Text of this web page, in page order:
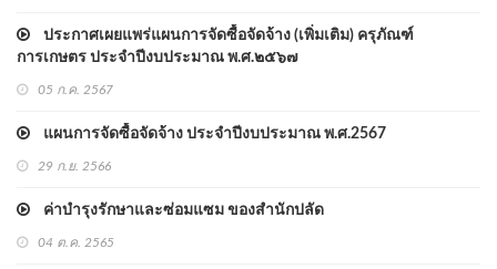
ประกาศเผยแพร่แผนการจัดซื้อจัดจ้าง (เพิ่มเติม) ครุภัณฑ์
การเกษตร ประจำปีงบประมาณ พ.ศ.๒๕๖๗
05 ก.ค. 2567
แผนการจัดซื้อจัดจ้าง ประจำปีงบประมาณ พ.ศ.2567
29 ก.ย. 2566
ค่าบำรุงรักษาและซ่อมแซม ของสำนักปลัด
04 ต.ค. 2565